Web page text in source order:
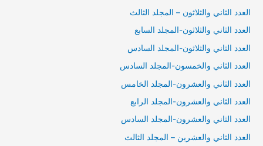
العدد الثاني والثلاثون – المجلد الثالث
العدد الثاني والثلاثون-المجلد السابع
العدد الثاني والثلاثون-المجلد السادس
العدد الثاني والخمسون-المجلد السادس
العدد الثاني والعشرون-المجلد الخامس
العدد الثاني والعشرون-المجلد الرابع
العدد الثاني والعشرون-المجلد السادس
العدد الثاني والعشرين – المجلد الثالث